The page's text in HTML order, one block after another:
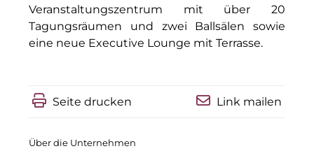
Eternal Power
Eventnet
Frameworks
Veranstaltungszentrum mit über 20
Tagungsräumen und zwei Ballsälen sowie
eine neue Executive Lounge mit Terrasse.
Seite drucken Link mailen
Über die Unternehmen